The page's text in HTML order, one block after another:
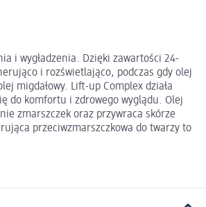
i wygładzenia. Dzięki zawartości 24-
i rozświetlająco, podczas gdy olej
migdałowy. Lift-up Complex działa
do komfortu i zdrowego wyglądu. Olej
zmarszczek oraz przywraca skórze
przeciwzmarszczkowa do twarzy to